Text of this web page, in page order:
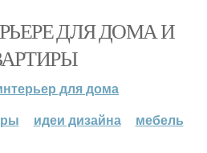
ДЛЯ ДОМА И
для дома
идеи дизайна мебель